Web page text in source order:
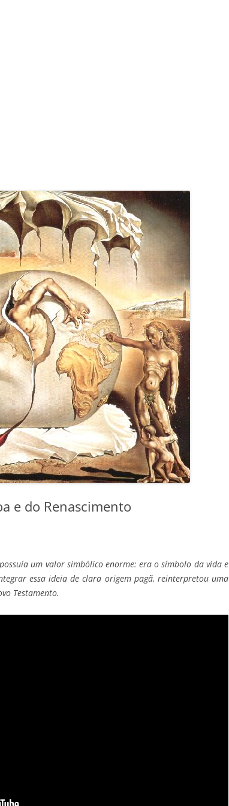
e do Renascimento
um valor simbólico enorme: era o símbolo da vida e
essa ideia de clara origem pagã, reinterpretou uma
Testamento.